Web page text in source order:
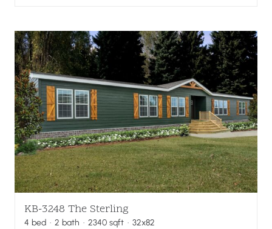
KB-3248 The Sterling
4 bed · 2 bath · 2340 sqft· 32x82